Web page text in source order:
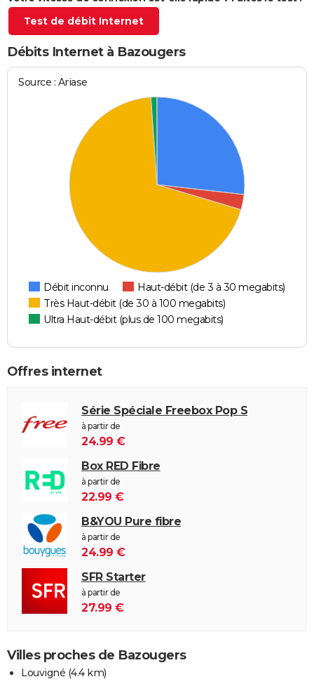
Test de débit Internet
Débits Internet à Bazougers
Source : Ariase
Débit inconnu
Haut-débit (de 3 à 30 megabits)
Très Haut-débit (de 30 à 100 megabits)
Ultra Haut-débit (plus de 100 megabits)
Offres internet
Série Spéciale Freebox Pop S
à partir de
24.99 €
Box RED Fibre
à partir de
22.99 €
B&YOU Pure fibre
à partir de
24.99 €
SFR Starter
à partir de
27.99 €
Villes proches de Bazougers
Louvigné (4.4 km)